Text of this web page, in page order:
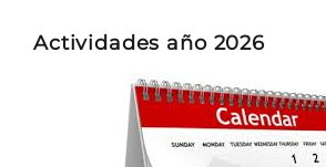
Actividades año 2026